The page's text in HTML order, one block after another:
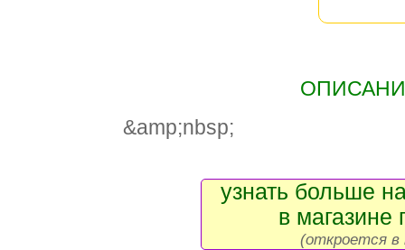
&amp;nbsp;
узнать больше
в магазине
(откроется в